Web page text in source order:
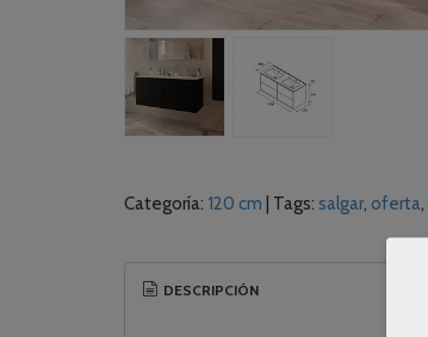
Categoría: 120 cm Tags: salgar oferta
DESCRIPCIÓN